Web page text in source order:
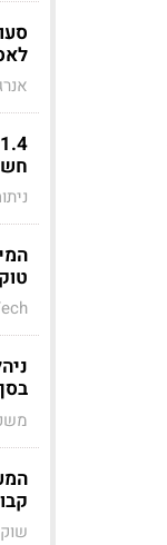
בסך